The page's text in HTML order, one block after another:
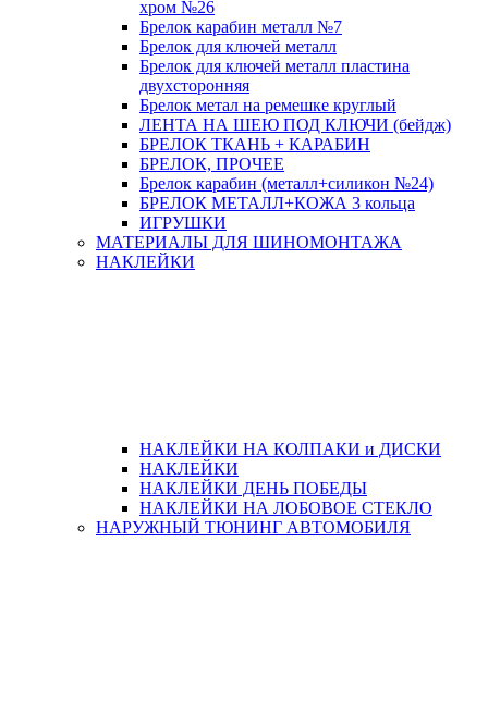
хром №26
Брелок карабин металл №7
Брелок для ключей металл
Брелок для ключей металл пластина
двухсторонняя
Брелок метал на ремешке круглый
ЛЕНТА НА ШЕЮ ПОД КЛЮЧИ (бейдж)
БРЕЛОК ТКАНЬ + КАРАБИН
БРЕЛОК, ПРОЧЕЕ
Брелок карабин (металл+силикон №24)
БРЕЛОК МЕТАЛЛ+КОЖА 3 кольца
ИГРУШКИ
МАТЕРИАЛЫ ДЛЯ ШИНОМОНТАЖА
НАКЛЕЙКИ
НАКЛЕЙКИ НА КОЛПАКИ и ДИСКИ
НАКЛЕЙКИ
НАКЛЕЙКИ ДЕНЬ ПОБЕДЫ
НАКЛЕЙКИ НА ЛОБОВОЕ СТЕКЛО
НАРУЖНЫЙ ТЮНИНГ АВТОМОБИЛЯ